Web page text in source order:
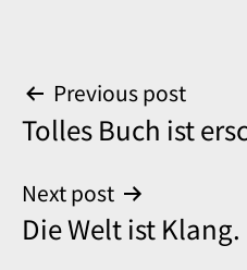
Post
navigation
Previous post
Tolles Buch ist
Next post
Die Welt ist Klang.